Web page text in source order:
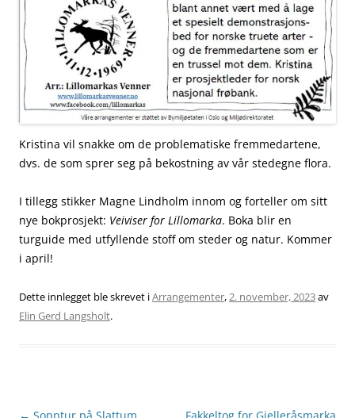
Kristina vil snakke om de problematiske fremmedartene,
dvs. de som sprer seg på bekostning av vår stedegne flora.
I tillegg stikker Magne Lindholm innom og forteller om sitt
nye bokprosjekt: Veiviser for Lillomarka. Boka blir en
turguide med utfyllende stoff om steder og natur. Kommer
i april!
Dette innlegget ble skrevet iArrangementer,2. november, 2023av
Elin Gerd Langsholt.
Innleggsnavigasjon
← Sopptur på Slattum
Fakkeltog for Gjelleråsmarka